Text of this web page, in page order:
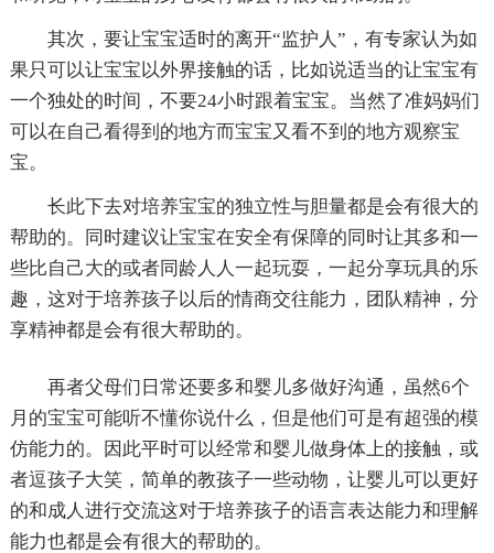
其次，要让宝宝适时的离开“监护人”，有专家认为如
果只可以让宝宝以外界接触的话，比如说适当的让宝宝有
一个独处的时间，不要24小时跟着宝宝。当然了准妈妈们
可以在自己看得到的地方而宝宝又看不到的地方观察宝
宝。
长此下去对培养宝宝的独立性与胆量都是会有很大的
帮助的。同时建议让宝宝在安全有保障的同时让其多和一
些比自己大的或者同龄人人一起玩耍，一起分享玩具的乐
趣，这对于培养孩子以后的情商交往能力，团队精神，分
享精神都是会有很大帮助的。
再者父母们日常还要多和婴儿多做好沟通，虽然6个
月的宝宝可能听不懂你说什么，但是他们可是有超强的模
仿能力的。因此平时可以经常和婴儿做身体上的接触，或
者逗孩子大笑，简单的教孩子一些动物，让婴儿可以更好
的和成人进行交流这对于培养孩子的语言表达能力和理解
能力也都是会有很大的帮助的。